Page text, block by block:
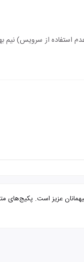
از سرویس) رایگان می‌باشد و بازه سنی برای اقامت کودک بین 2
مجرب آماده پذیرایی از شما